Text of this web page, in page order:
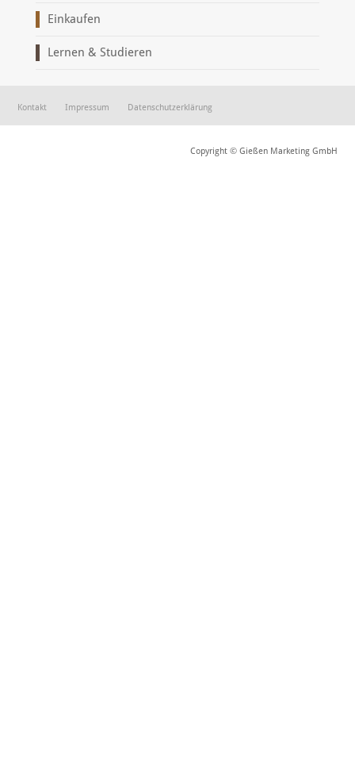
Einkaufen
Lernen & Studieren
Kontakt Impressum Datenschutzerklärung
Copyright © Gießen Marketing GmbH